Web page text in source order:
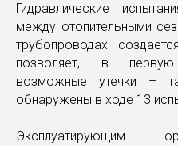
Гидравлические
между отопительными
трубопроводах
позволяет, в
возможные утечки –
обнаружены в ходе 13
Эксплуатирующим